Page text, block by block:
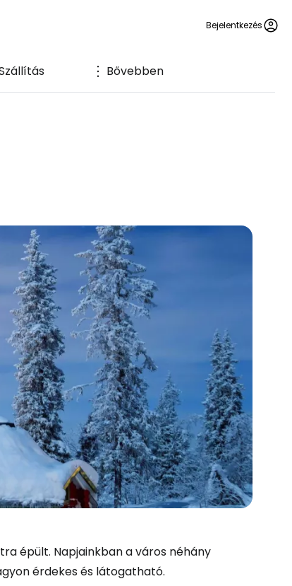
Bejelentkezés
Bővebben
épült. Napjainkban a város néhány
érdekes és látogatható.